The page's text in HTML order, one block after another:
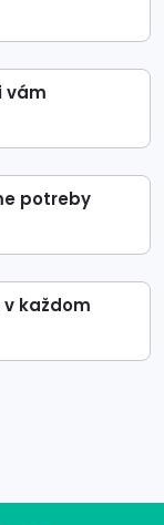
vám
potreby
každom